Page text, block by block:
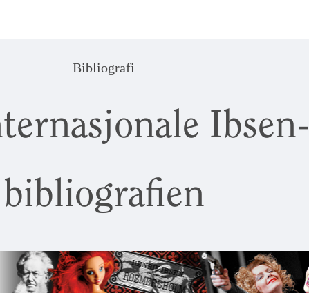
Bibliografi
Ibsen-
bibliografien